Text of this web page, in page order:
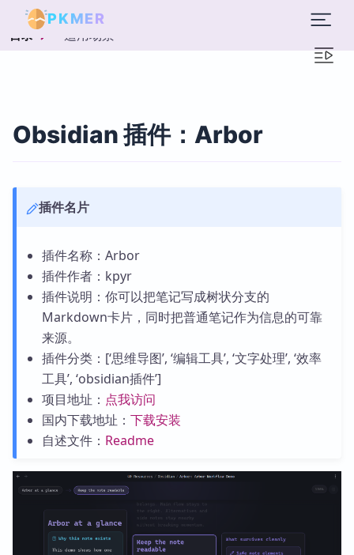
PKMER
目录 适用场景
Obsidian 插件：Arbor
插件名片
插件名称：Arbor
插件作者：kpyr
插件说明：你可以把笔记写成树状分支的
Markdown卡片，同时把普通笔记作为信息的可靠
来源。
插件分类：[‘思维导图’, ‘编辑工具’, ‘文字处理’, ‘效率
工具’, ‘obsidian插件’]
项目地址： 点我访问
国内下载地址： 下载安装
自述文件： Readme